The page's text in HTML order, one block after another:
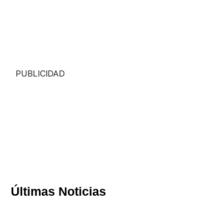
PUBLICIDAD
Últimas Noticias